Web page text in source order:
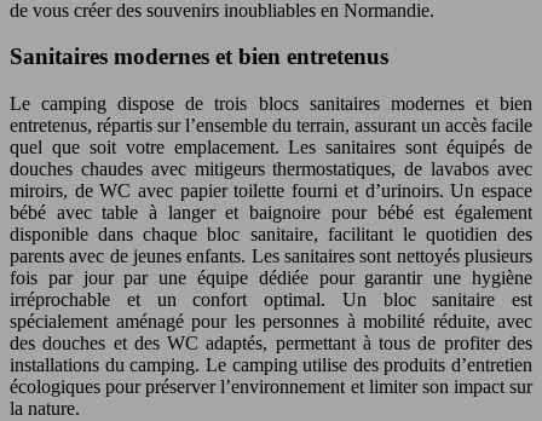
de vous créer des souvenirs inoubliables en Normandie.
Sanitaires modernes et bien entretenus
Le camping dispose de trois blocs sanitaires modernes et bien
entretenus, répartis sur l’ensemble du terrain, assurant un accès facile
quel que soit votre emplacement. Les sanitaires sont équipés de
douches chaudes avec mitigeurs thermostatiques, de lavabos avec
miroirs, de WC avec papier toilette fourni et d’urinoirs. Un espace
bébé avec table à langer et baignoire pour bébé est également
disponible dans chaque bloc sanitaire, facilitant le quotidien des
parents avec de jeunes enfants. Les sanitaires sont nettoyés plusieurs
fois par jour par une équipe dédiée pour garantir une hygiène
irréprochable et un confort optimal. Un bloc sanitaire est
spécialement aménagé pour les personnes à mobilité réduite, avec
des douches et des WC adaptés, permettant à tous de profiter des
installations du camping. Le camping utilise des produits d’entretien
écologiques pour préserver l’environnement et limiter son impact sur
la nature.